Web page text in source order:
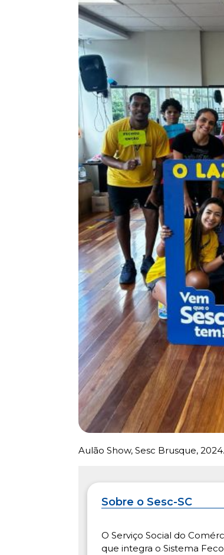
Aulão Show, Sesc Brusque, 2024.
Sobre o Sesc-SC
O Serviço Social do
que integra o Sistema